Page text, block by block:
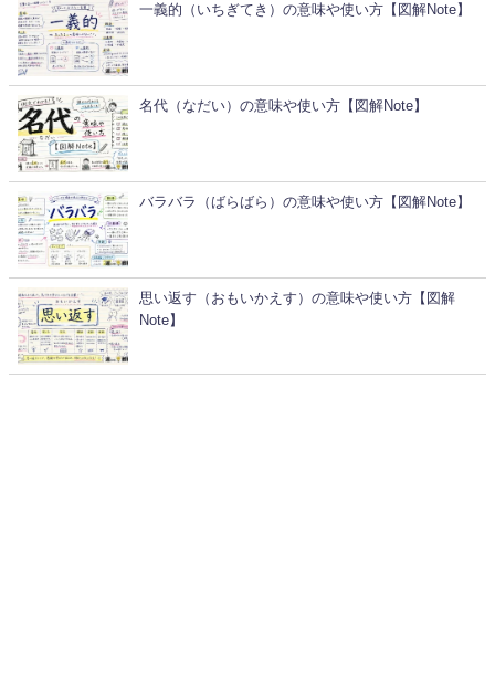
一義的（いちぎてき）の意味や使い方【図解Note】
名代（なだい）の意味や使い方【図解Note】
バラバラ（ばらばら）の意味や使い方【図解Note】
思い返す（おもいかえす）の意味や使い方【図解
Note】